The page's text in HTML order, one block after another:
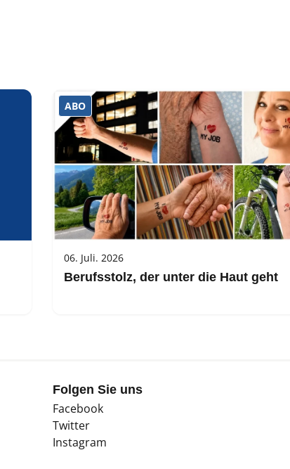
ABO
06. Juli. 2026
Berufsstolz, der unter die Haut geht
Folgen Sie uns
Facebook
Twitter
Instagram